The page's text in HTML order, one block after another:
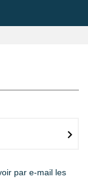
par e-mail les